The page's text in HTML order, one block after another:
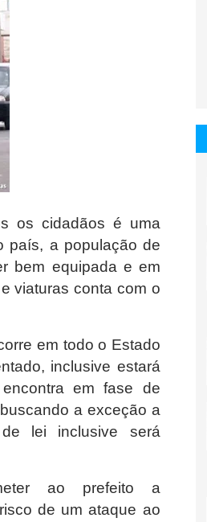
os cidadãos é uma
país, a população de
bem equipada e em
viaturas conta com o
em todo o Estado
inclusive estará
em fase de
a exceção a
lei inclusive será
ao prefeito a
de um ataque ao